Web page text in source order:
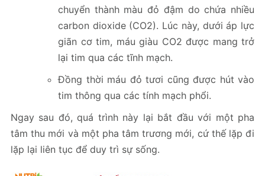
chuyển thành màu đỏ đậm do chứa nhiều
carbon dioxide (CO2). Lúc này, dưới áp lực
giãn cơ tim, máu giàu CO2 được mang trở
lại tim qua các tĩnh mạch.
Đồng thời máu đỏ tươi cũng được hút vào
tim thông qua các tính mạch phổi.
Ngay sau đó, quá trình này lại bắt đầu với một pha
tâm thu mới và một pha tâm trương mới, cứ thế lặp đi
lặp lại liên tục để duy trì sự sống.